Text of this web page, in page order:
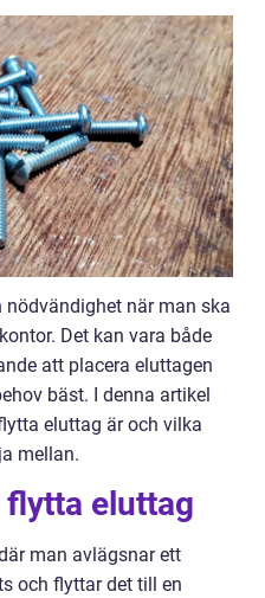
när man ska
Det kan vara både
att placera eluttagen
bäst. I denna artikel
eluttag är och vilka
mellan.
flytta eluttag
man avlägsnar ett
och flyttar det till en